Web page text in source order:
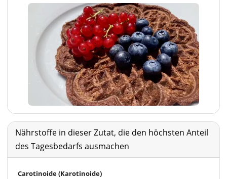
Nährstoffe in dieser Zutat, die den höchsten Anteil
des Tagesbedarfs ausmachen
Carotinoide (Karotinoide)